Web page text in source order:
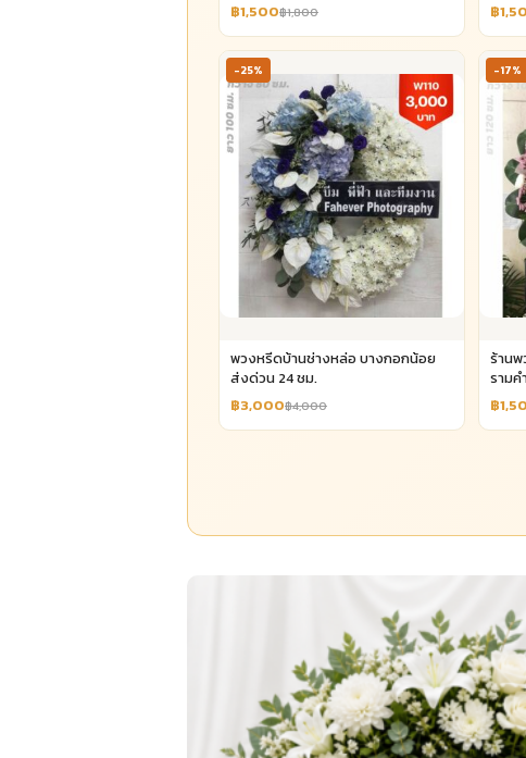
฿1,500฿1,800
฿
-25%
พวงหรีดบ้านช่างหล่อ บางกอกน้อย
ส่งด่วน 24 ชม.
฿3,000฿4,000
-17%
ร้านพ
ราม
฿